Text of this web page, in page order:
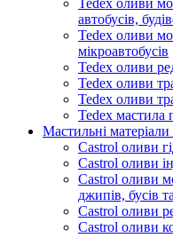
Tedex оливи
автобусів,
Tedex оливи
мікроавтобусів
Tedex оливи
Tedex оливи
Tedex оливи
Tedex мастила
Мастильні матеріали
Castrol оливи
Castrol оливи
Castrol оливи
джипів, бусів
Castrol оливи
Castrol оливи